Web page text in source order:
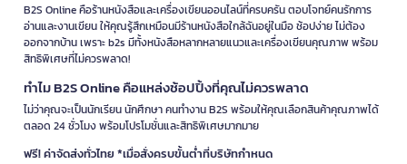
B2S Online คือร้านหนังสือและเครื่องเขียนออนไลน์ที่ครบครัน ตอบโจทย์คนรักการ
อ่านและงานเขียน ให้คุณรู้สึกเหมือนมีร้านหนังสือใกล้ฉันอยู่ในมือ ช้อปง่าย ไม่ต้อง
ออกจากบ้าน เพราะ b2s มีทั้งหนังสือหลากหลายแนวและเครื่องเขียนคุณภาพ พร้อม
สิทธิพิเศษที่ไม่ควรพลาด!
ทำไม B2S Online คือแหล่งช้อปปิ้งที่คุณไม่ควรพลาด
ไม่ว่าคุณจะเป็นนักเรียน นักศึกษา คนทำงาน B2S พร้อมให้คุณเลือกสินค้าคุณภาพได้
ตลอด 24 ชั่วโมง พร้อมโปรโมชั่นและสิทธิพิเศษมากมาย
ฟรี! ค่าจัดส่งทั่วไทย *เมื่อสั่งครบขั้นต่ำที่บริษัทกำหนด